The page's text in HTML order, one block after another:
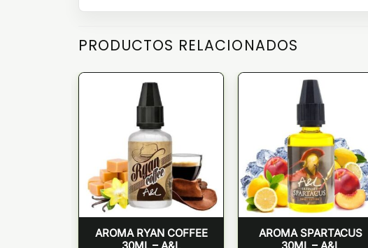
PRODUCTOS RELACIONADOS
AROMA RYAN COFFEE
30ML – A&L
AROMA SPARTACUS
30ML – A&L